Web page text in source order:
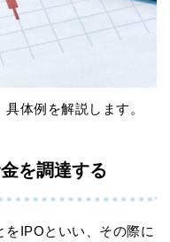
体例を解説します。
を調達する
をIPOといい、その際に